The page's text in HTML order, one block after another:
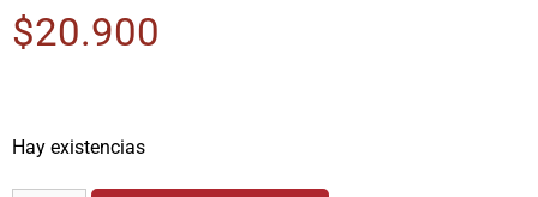
$20.900
Hay existencias